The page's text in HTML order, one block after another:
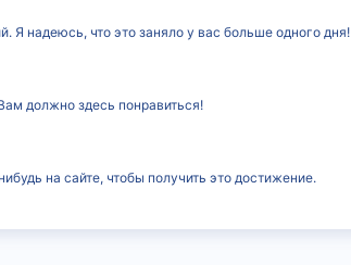
Я надеюсь, что это заняло у вас больше одного дня!
должно здесь понравиться!
на сайте, чтобы получить это достижение.